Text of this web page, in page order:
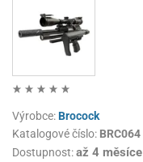
Výrobce:Brocock
Katalogové číslo: BRC064
Dostupnost:až 4 měsíce